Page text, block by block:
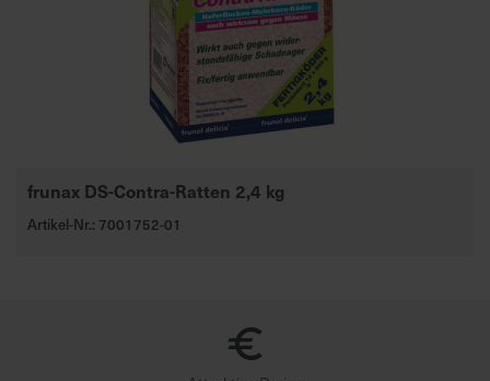
frunax DS-Contra-Ratten 2,4 kg
Artikel-Nr.: 7001752-01